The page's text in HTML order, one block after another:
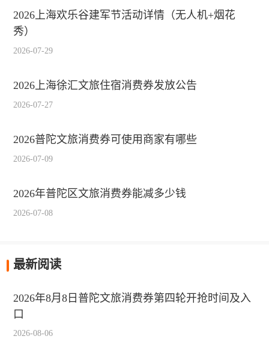
2026上海欢乐谷建军节活动详情（无人机+烟花
秀）
2026-07-29
2026上海徐汇文旅住宿消费券发放公告
2026-07-27
2026普陀文旅消费券可使用商家有哪些
2026-07-09
2026年普陀区文旅消费券能减多少钱
2026-07-08
最新阅读
2026年8月8日普陀文旅消费券第四轮开抢时间及入
口
2026-08-06